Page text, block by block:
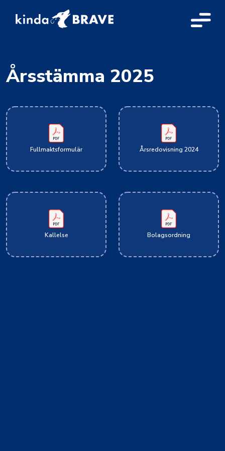
Årsstämma 2025
Fullmaktsformulär Årsredovisning 2024
Kallelse Bolagsordning